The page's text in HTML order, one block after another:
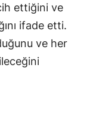
Nevşehir
Niğde
ettiğini ve
ifade etti.
ve her